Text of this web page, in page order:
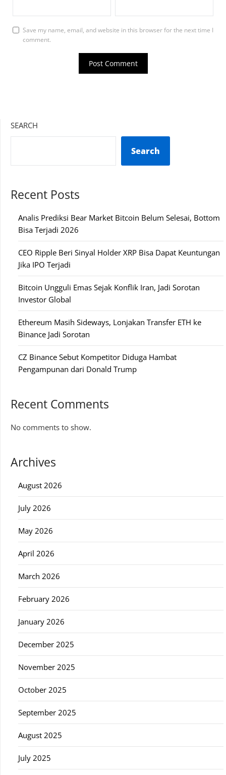
Save my name, email, and website in this browser for the next time I
comment.
SEARCH
Search
Recent Posts
Analis Prediksi Bear Market Bitcoin Belum Selesai, Bottom
Bisa Terjadi 2026
CEO Ripple Beri Sinyal Holder XRP Bisa Dapat Keuntungan
Jika IPO Terjadi
Bitcoin Ungguli Emas Sejak Konflik Iran, Jadi Sorotan
Investor Global
Ethereum Masih Sideways, Lonjakan Transfer ETH ke
Binance Jadi Sorotan
CZ Binance Sebut Kompetitor Diduga Hambat
Pengampunan dari Donald Trump
Recent Comments
No comments to show.
Archives
August 2026
July 2026
May 2026
April 2026
March 2026
February 2026
January 2026
December 2025
November 2025
October 2025
September 2025
August 2025
July 2025